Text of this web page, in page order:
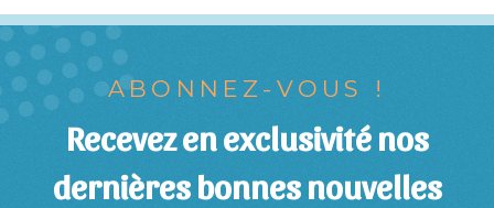
ABONNEZ-VOUS !
Recevez en exclusivité nos
dernières bonnes nouvelles